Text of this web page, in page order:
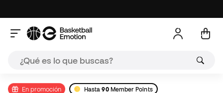
En promoción Hasta90Member Points